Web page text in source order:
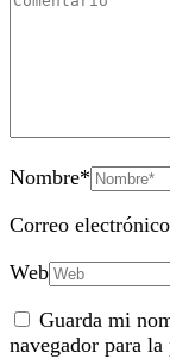
Nombre*
Correo electrónico
Web
Guarda mi
navegador para